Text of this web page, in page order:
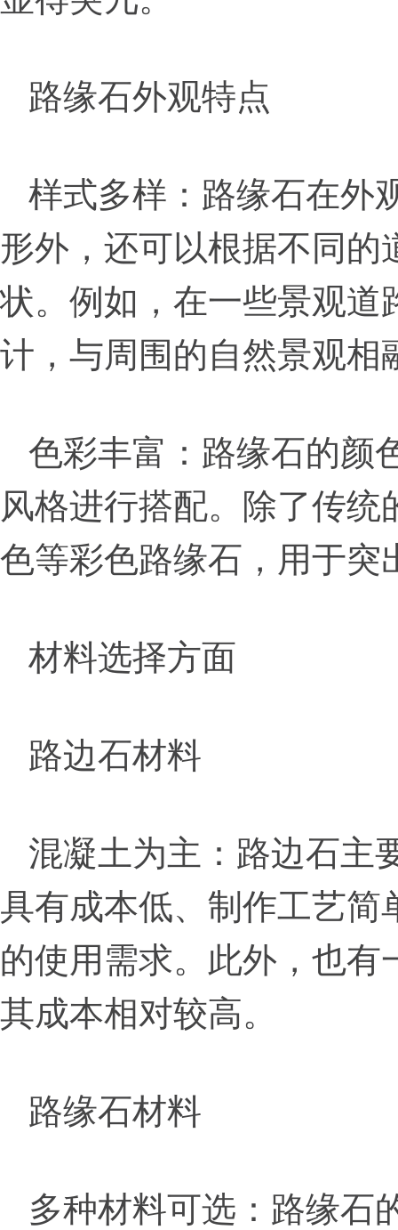
路缘石外观特点
样式多样：路缘石在外
形外，还可以根据不同
状。例如，在一些景观道
计，与周围的自然景观相
色彩丰富：路缘石的颜
风格进行搭配。除了传
色等彩色路缘石，用于突
材料选择方面
路边石材料
混凝土为主：路边石主
具有成本低、制作工艺简
的使用需求。此外，也
其成本相对较高。
路缘石材料
多种材料可选：路缘石